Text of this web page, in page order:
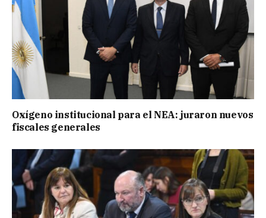
Oxígeno institucional para el NEA: juraron nuevos
fiscales generales